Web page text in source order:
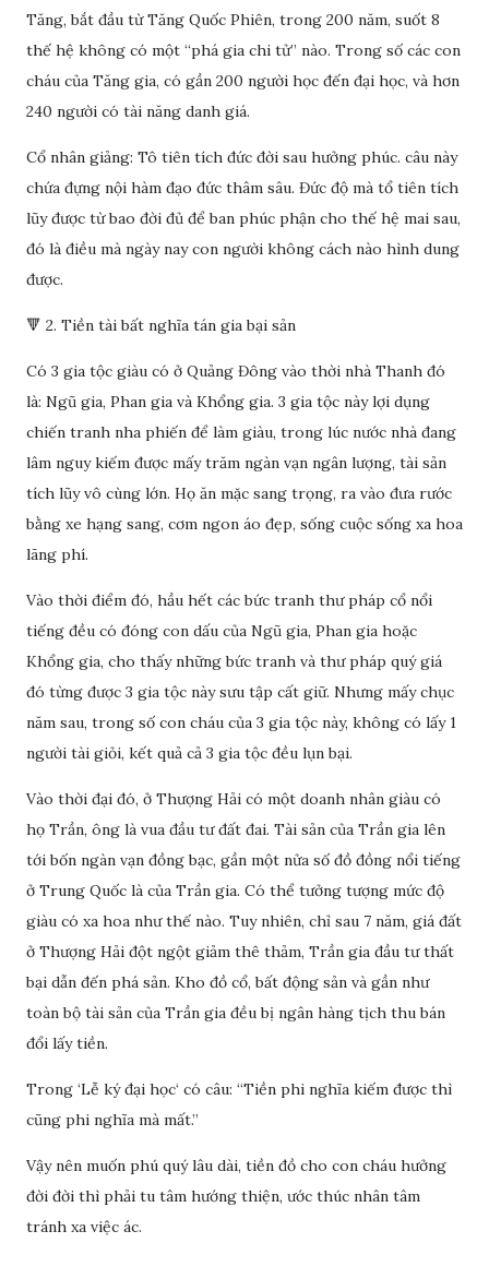
Tăng, bắt đầu từ Tăng Quốc Phiên, trong 200 năm, suốt 8
thế hệ không có một “phá gia chi tử” nào. Trong số các con
cháu của Tăng gia, có gần 200 người học đến đại học, và hơn
240 người có tài năng danh giá.
Cổ nhân giảng: Tô tiên tích đức đời sau hưởng phúc. câu này
chứa đựng nội hàm đạo đức thâm sâu. Đức độ mà tổ tiên tích
lũy được từ bao đời đủ để ban phúc phận cho thế hệ mai sau,
đó là điều mà ngày nay con người không cách nào hình dung
được.
🔻 2. Tiền tài bất nghĩa tán gia bại sản
Có 3 gia tộc giàu có ở Quảng Đông vào thời nhà Thanh đó
là: Ngũ gia, Phan gia và Khổng gia. 3 gia tộc này lợi dụng
chiến tranh nha phiến để làm giàu, trong lúc nước nhà đang
lâm nguy kiếm được mấy trăm ngàn vạn ngân lượng, tài sản
tích lũy vô cùng lớn. Họ ăn mặc sang trọng, ra vào đưa rước
bằng xe hạng sang, cơm ngon áo đẹp, sống cuộc sống xa hoa
lãng phí.
Vào thời điểm đó, hầu hết các bức tranh thư pháp cổ nổi
tiếng đều có đóng con dấu của Ngũ gia, Phan gia hoặc
Khổng gia, cho thấy những bức tranh và thư pháp quý giá
đó từng được 3 gia tộc này sưu tập cất giữ. Nhưng mấy chục
năm sau, trong số con cháu của 3 gia tộc này, không có lấy 1
người tài giỏi, kết quả cả 3 gia tộc đều lụn bại.
Vào thời đại đó, ở Thượng Hải có một doanh nhân giàu có
họ Trần, ông là vua đầu tư đất đai. Tài sản của Trần gia lên
tới bốn ngàn vạn đồng bạc, gần một nửa số đồ đồng nổi tiếng
ở Trung Quốc là của Trần gia. Có thể tưởng tượng mức độ
giàu có xa hoa như thế nào. Tuy nhiên, chỉ sau 7 năm, giá đất
ở Thượng Hải đột ngột giảm thê thảm, Trần gia đầu tư thất
bại dẫn đến phá sản. Kho đồ cổ, bất động sản và gần như
toàn bộ tài sản của Trần gia đều bị ngân hàng tịch thu bán
đổi lấy tiền.
Trong ‘Lễ ký đại học‘ có câu: “Tiền phi nghĩa kiếm được thì
cũng phi nghĩa mà mất.”
Vậy nên muốn phú quý lâu dài, tiền đồ cho con cháu hưởng
đời đời thì phải tu tâm hướng thiện, ước thúc nhân tâm
tránh xa việc ác.